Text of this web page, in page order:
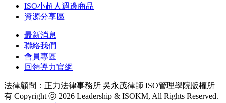
ISO小超人週邊商品
資源分享區
最新消息
聯絡我們
會員專區
回領導力官網
法律顧問：正力法律事務所 吳永茂律師 ISO管理學院版權所
有 Copyright ⓒ 2026 Leadership & ISOKM, All Rights Reserved.